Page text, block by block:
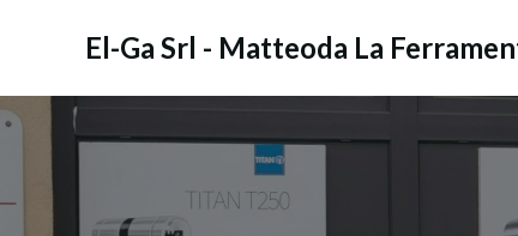
El-Ga Srl - Matteoda La